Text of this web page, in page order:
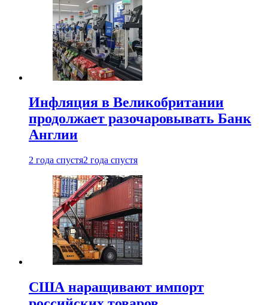
Инфляция в Великобритании
продолжает разочаровывать Банк
Англии
2 года спустя2 года спустя
США наращивают импорт